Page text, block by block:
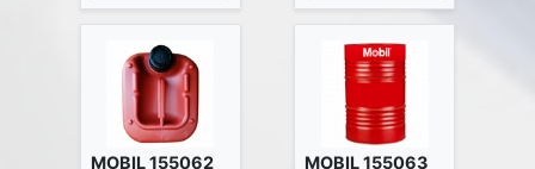
MOBIL 155062 MOBIL 155063